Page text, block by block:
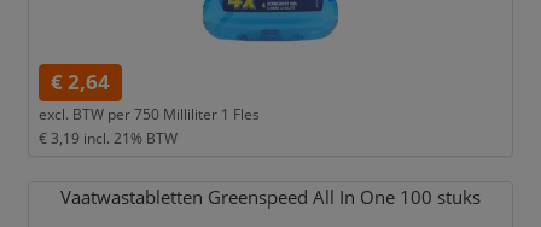
€ 2,64
excl. BTW per750 Milliliter 1 Fles
€ 3,19 incl. 21% BTW
Vaatwastabletten Greenspeed All In One 100 stuks